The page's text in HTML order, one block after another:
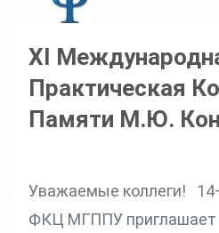
XI
Практическая
Памяти М.Ю.
Уважаемые коллеги!
ФКЦ МГППУ приглашает